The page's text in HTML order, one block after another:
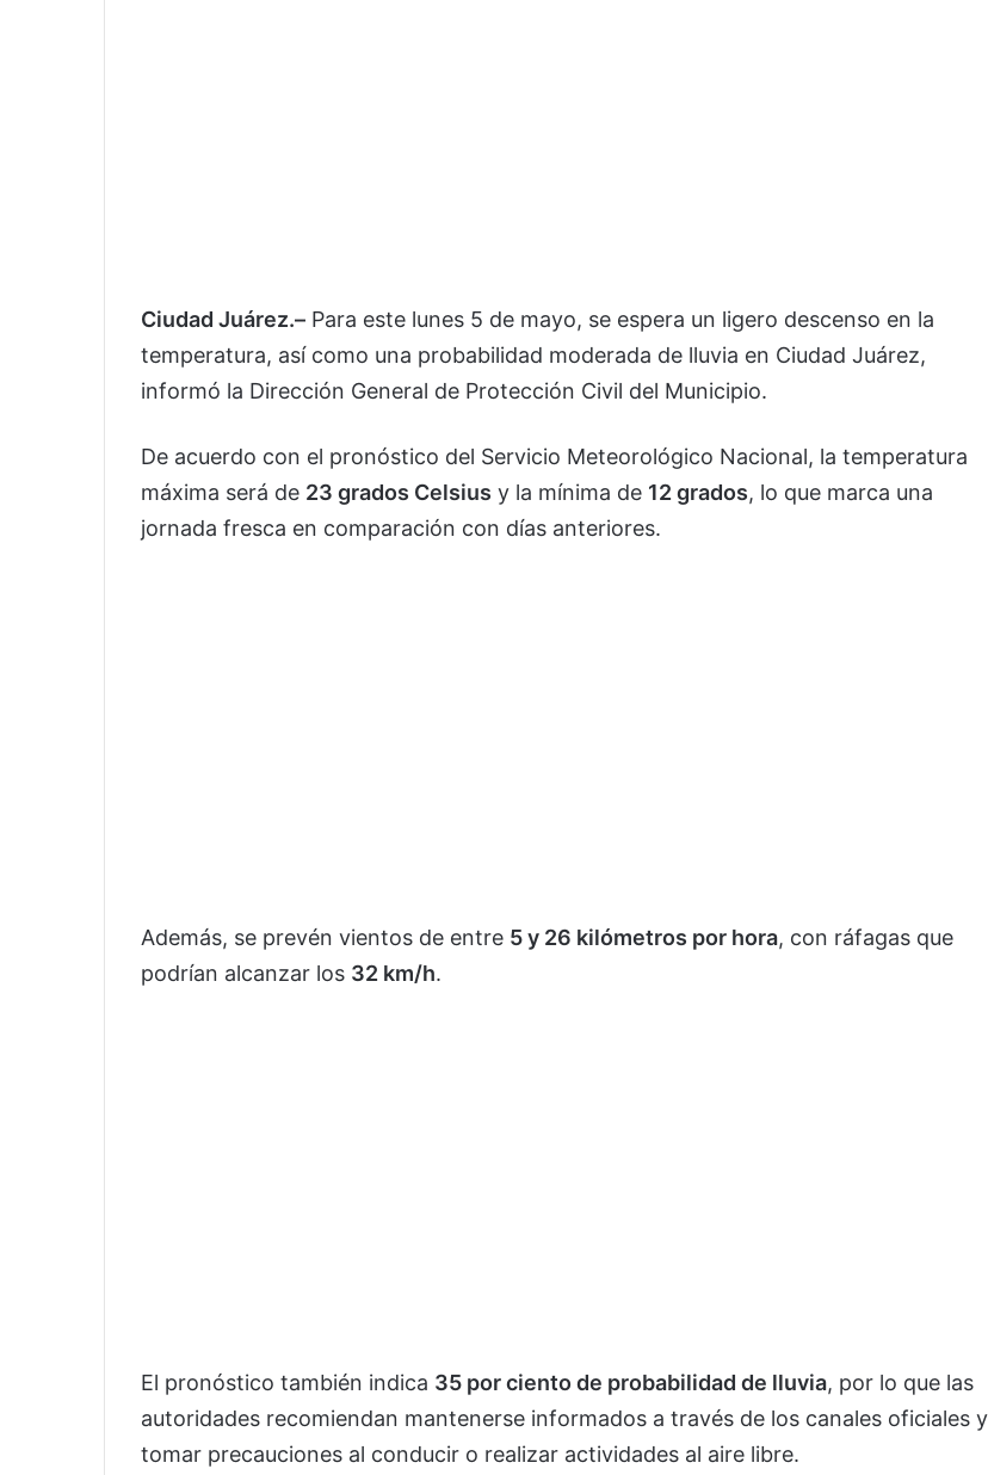
Ciudad Juárez.– Para este lunes 5 de mayo, se espera un ligero descenso en la
temperatura, así como una probabilidad moderada de lluvia en Ciudad Juárez,
informó la Dirección General de Protección Civil del Municipio.
De acuerdo con el pronóstico del Servicio Meteorológico Nacional, la temperatura
máxima será de 23 grados Celsius y la mínima de 12 grados, lo que marca una
jornada fresca en comparación con días anteriores.
Además, se prevén vientos de entre 5 y 26 kilómetros por hora, con ráfagas que
podrían alcanzar los 32 km/h.
El pronóstico también indica 35 por ciento de probabilidad de lluvia, por lo que las
autoridades recomiendan mantenerse informados a través de los canales oficiales y
tomar precauciones al conducir o realizar actividades al aire libre.